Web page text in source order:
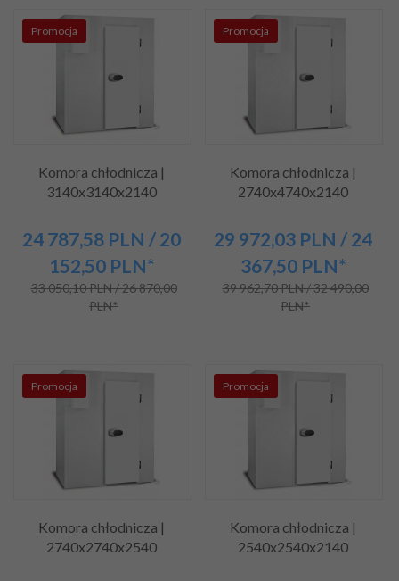
Promocja
Komora chłodnicza |
3140x3140x2140
24 787,58 PLN / 20
152,50 PLN*
33 050,10 PLN / 26 870,00
PLN*
Promocja
Komora chłodnicza |
2740x4740x2140
29 972,03 PLN / 24
367,50 PLN*
39 962,70 PLN / 32 490,00
PLN*
Promocja
Komora chłodnicza |
2740x2740x2540
Promocja
Komora chłodnicza |
2540x2540x2140